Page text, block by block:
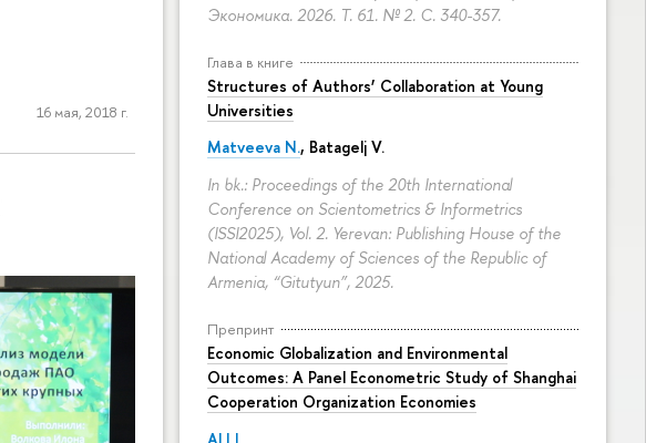
Экономика. 2026. Т. 61. № 2. С. 340-357.
Глава в книге
Structures of Authors’ Collaboration at Young
Universities
Matveeva N., Batagelj V.
In bk.: Proceedings of the 20th International
Conference on Scientometrics & Informetrics
(ISSI2025), Vol. 2. Yerevan: Publishing House of the
National Academy of Sciences of the Republic of
Armenia, “Gitutyun”, 2025.
Препринт
Economic Globalization and Environmental
Outcomes: A Panel Econometric Study of Shanghai
Cooperation Organization Economies
ALI I.
16 мая, 2018 г.